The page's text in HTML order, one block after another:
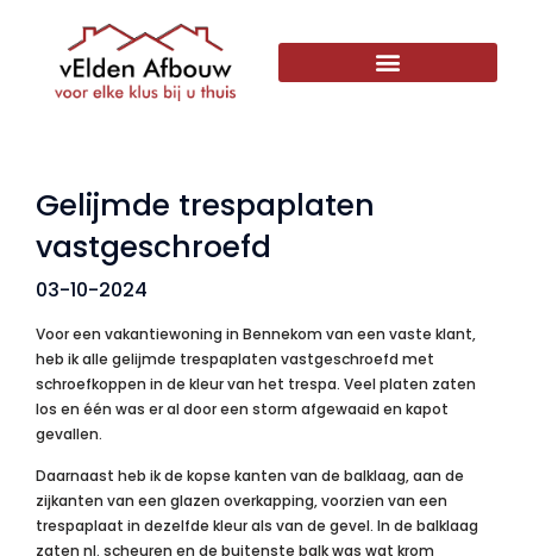
Gelijmde trespaplaten
vastgeschroefd
03-10-2024
Voor een vakantiewoning in Bennekom van een vaste klant,
heb ik alle gelijmde trespaplaten vastgeschroefd met
schroefkoppen in de kleur van het trespa. Veel platen zaten
los en één was er al door een storm afgewaaid en kapot
gevallen.
Daarnaast heb ik de kopse kanten van de balklaag, aan de
zijkanten van een glazen overkapping, voorzien van een
trespaplaat in dezelfde kleur als van de gevel. In de balklaag
zaten nl. scheuren en de buitenste balk was wat krom